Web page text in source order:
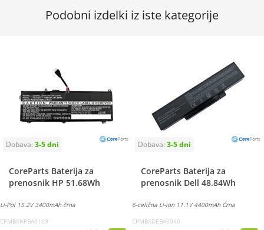
Podobni izdelki iz iste kategorije
CoreParts Baterija za
prenosnik HP 51.68Wh
Li-Pol 15.2V 3400mAh črna
CPMBXHPBA0109
CoreParts Baterija za
prenosnik Dell 48.84Wh
6-celična Li-ion 11.1V 4400mAh Črna
CPMBXDEBA0040